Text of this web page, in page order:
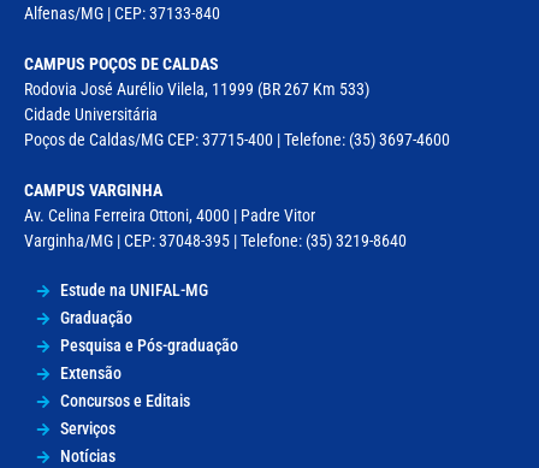
Alfenas/MG | CEP: 37133-840
CAMPUS POÇOS DE CALDAS
Rodovia José Aurélio Vilela, 11999 (BR 267 Km 533)
Cidade Universitária
Poços de Caldas/MG CEP: 37715-400 | Telefone: (35) 3697-4600
CAMPUS VARGINHA
Av. Celina Ferreira Ottoni, 4000 | Padre Vitor
Varginha/MG | CEP: 37048-395 | Telefone: (35) 3219-8640
Estude na UNIFAL-MG
Graduação
Pesquisa e Pós-graduação
Extensão
Concursos e Editais
Serviços
Notícias